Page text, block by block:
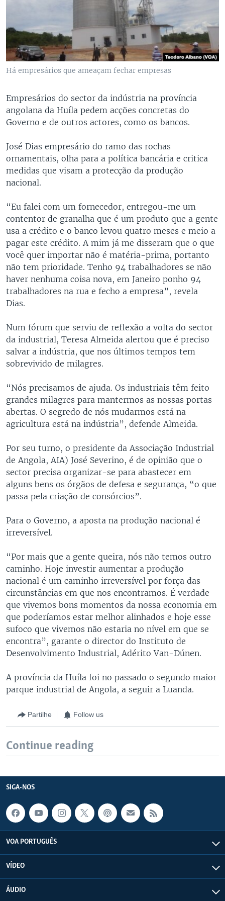
Há empresários que ameaçam fechar empresas
Empresários do sector da indústria na província
angolana da Huíla pedem acções concretas do
Governo e de outros actores, como os bancos.
José Dias empresário do ramo das rochas
ornamentais, olha para a política bancária e critica
medidas que visam a protecção da produção
nacional.
“Eu falei com um fornecedor, entregou-me um
contentor de granalha que é um produto que a gente
usa a crédito e o banco levou quatro meses e meio a
pagar este crédito. A mim já me disseram que o que
você quer importar não é matéria-prima, portanto
não tem prioridade. Tenho 94 trabalhadores se não
haver nenhuma coisa nova, em Janeiro ponho 94
trabalhadores na rua e fecho a empresa”, revela
Dias.
Num fórum que serviu de reflexão a volta do sector
da industrial, Teresa Almeida alertou que é preciso
salvar a indústria, que nos últimos tempos tem
sobrevivido de milagres.
“Nós precisamos de ajuda. Os industriais têm feito
grandes milagres para mantermos as nossas portas
abertas. O segredo de nós mudarmos está na
agricultura está na indústria”, defende Almeida.
Por seu turno, o presidente da Associação Industrial
de Angola, AIA) José Severino, é de opinião que o
sector precisa organizar-se para abastecer em
alguns bens os órgãos de defesa e segurança, “o que
passa pela criação de consórcios”.
Para o Governo, a aposta na produção nacional é
irreversível.
“Por mais que a gente queira, nós não temos outro
caminho. Hoje investir aumentar a produção
nacional é um caminho irreversível por força das
circunstâncias em que nos encontramos. É verdade
que vivemos bons momentos da nossa economia em
que poderíamos estar melhor alinhados e hoje esse
sufoco que vivemos não estaria no nível em que se
encontra”, garante o director do Instituto de
Desenvolvimento Industrial, Adérito Van-Dúnen.
A província da Huíla foi no passado o segundo maior
parque industrial de Angola, a seguir a Luanda.
Partilhe Follow us
Continue reading
SIGA-NOS
VOA PORTUGUÊS
VÍDEO
ÁUDIO